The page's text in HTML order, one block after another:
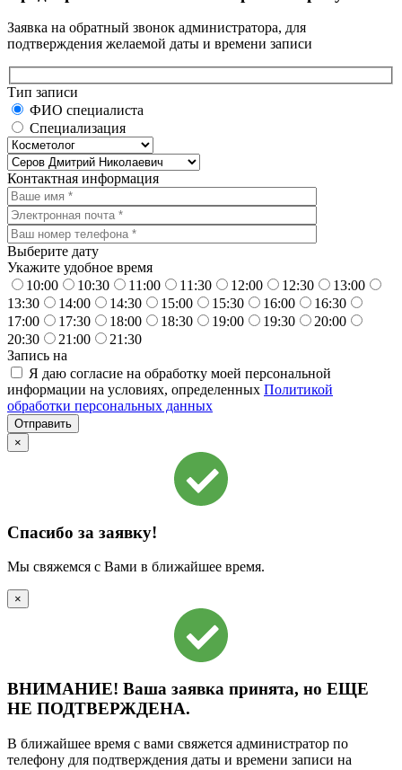
Заявка на обратный звонок администратора, для
подтверждения желаемой даты и времени записи
Тип записи
ФИО специалиста
Специализация
Контактная информация
Выберите дату
Укажите удобное время
10:00
10:30 11:00 11:30 12:00 12:30
13:00
13:30
14:00 14:30 15:00 15:30 16:00
16:30
17:00
17:30 18:00 18:30 19:00 19:30
20:00
20:30
21:00
21:30
Запись на
Я даю согласие на обработку моей персональной
информации на условиях, определенных Политикой
обработки персональных данных
×
Спасибо за заявку!
Мы свяжемся с Вами в ближайшее время.
×
ВНИМАНИЕ! Ваша заявка принята, но ЕЩЕ
НЕ ПОДТВЕРЖДЕНА.
В ближайшее время с вами свяжется администратор по
телефону для подтверждения даты и времени записи на